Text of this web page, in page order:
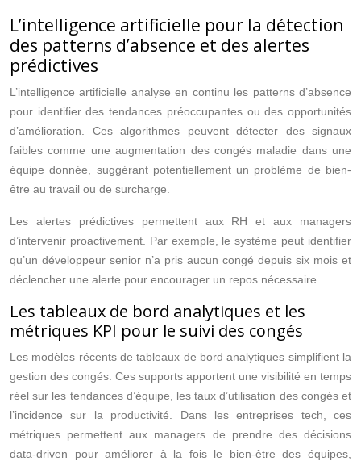
L’intelligence artificielle pour la détection
des patterns d’absence et des alertes
prédictives
L’intelligence artificielle analyse en continu les patterns d’absence
pour identifier des tendances préoccupantes ou des opportunités
d’amélioration. Ces algorithmes peuvent détecter des signaux
faibles comme une augmentation des congés maladie dans une
équipe donnée, suggérant potentiellement un problème de bien-
être au travail ou de surcharge.
Les alertes prédictives permettent aux RH et aux managers
d’intervenir proactivement. Par exemple, le système peut identifier
qu’un développeur senior n’a pris aucun congé depuis six mois et
déclencher une alerte pour encourager un repos nécessaire.
Les tableaux de bord analytiques et les
métriques KPI pour le suivi des congés
Les modèles récents de tableaux de bord analytiques simplifient la
gestion des congés. Ces supports apportent une visibilité en temps
réel sur les tendances d’équipe, les taux d’utilisation des congés et
l’incidence sur la productivité. Dans les entreprises tech, ces
métriques permettent aux managers de prendre des décisions
data-driven pour améliorer à la fois le bien-être des équipes,